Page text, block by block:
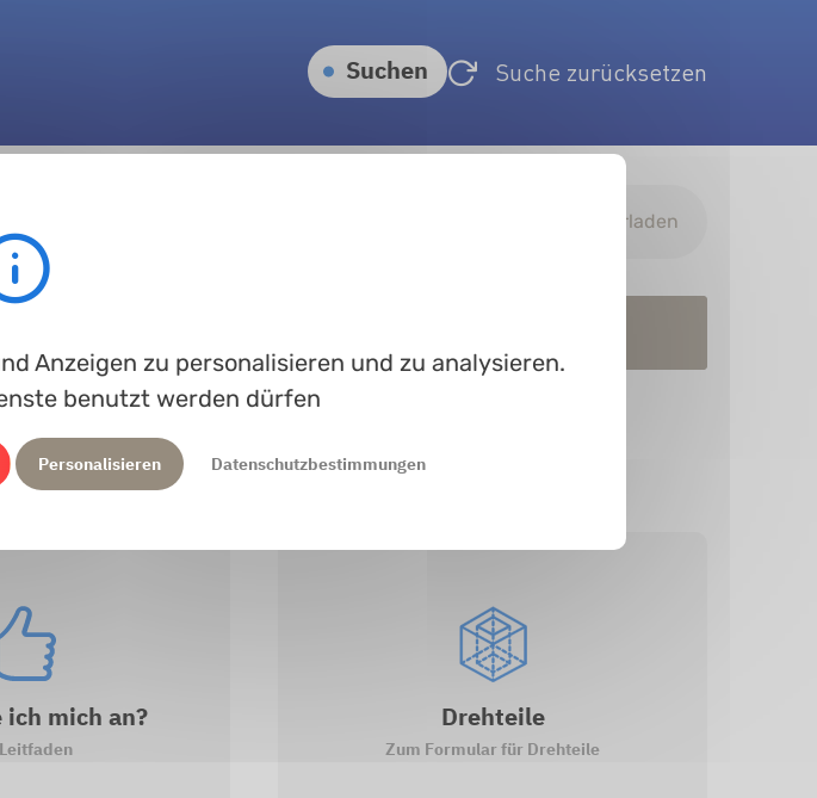
Suchen Suche zurücksetzen
Suchergebnisse herunterladen
..
mich an? Drehteile
Zum Formular für Drehteile
Anzeigen zu personalisieren und zu analysieren.
benutzt werden dürfen
Personalisieren Datenschutzbestimmungen